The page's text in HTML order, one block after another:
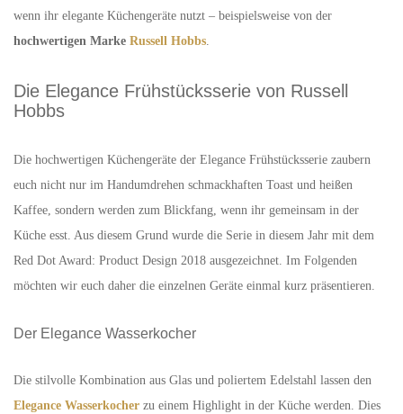
wenn ihr elegante Küchengeräte nutzt – beispielsweise von der
hochwertigen Marke Russell Hobbs.
Die Elegance Frühstücksserie von Russell
Hobbs
Die hochwertigen Küchengeräte der Elegance Frühstücksserie zaubern
euch nicht nur im Handumdrehen schmackhaften Toast und heißen
Kaffee, sondern werden zum Blickfang, wenn ihr gemeinsam in der
Küche esst. Aus diesem Grund wurde die Serie in diesem Jahr mit dem
Red Dot Award: Product Design 2018 ausgezeichnet. Im Folgenden
möchten wir euch daher die einzelnen Geräte einmal kurz präsentieren.
Der Elegance Wasserkocher
Die stilvolle Kombination aus Glas und poliertem Edelstahl lassen den
Elegance Wasserkocher zu einem Highlight in der Küche werden. Dies